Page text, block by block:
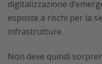
digitalizzazione
esposte a rischi per la
infrastrutture.
Non deve quindi